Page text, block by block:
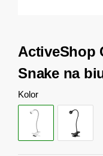
ActiveShop
Snake na
Kolor